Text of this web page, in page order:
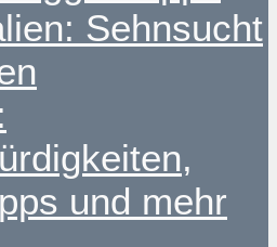
Sehnsucht
und mehr